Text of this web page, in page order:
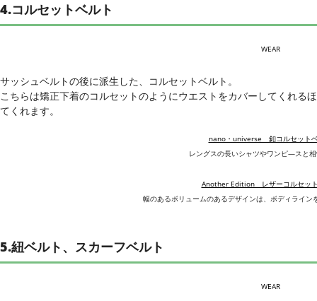
4.コルセットベルト
WEAR
サッシュベルトの後に派生した、コルセットベルト。
こちらは矯正下着のコルセットのようにウエストをカバーしてくれる
てくれます。
nano・universe 釦コルセット
レングスの長いシャツやワンピ―スと
Another Edition レザーコルセッ
幅のあるボリュームのあるデザインは、ボディライン
5.紐ベルト、スカーフベルト
WEAR